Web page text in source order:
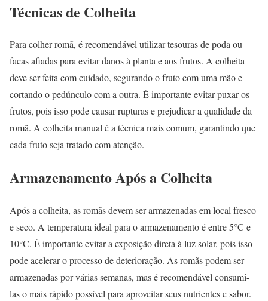
Técnicas de Colheita
Para colher romã, é recomendável utilizar tesouras de poda ou
facas afiadas para evitar danos à planta e aos frutos. A colheita
deve ser feita com cuidado, segurando o fruto com uma mão e
cortando o pedúnculo com a outra. É importante evitar puxar os
frutos, pois isso pode causar rupturas e prejudicar a qualidade da
romã. A colheita manual é a técnica mais comum, garantindo que
cada fruto seja tratado com atenção.
Armazenamento Após a Colheita
Após a colheita, as romãs devem ser armazenadas em local fresco
e seco. A temperatura ideal para o armazenamento é entre 5°C e
10°C. É importante evitar a exposição direta à luz solar, pois isso
pode acelerar o processo de deterioração. As romãs podem ser
armazenadas por várias semanas, mas é recomendável consumi-
las o mais rápido possível para aproveitar seus nutrientes e sabor.